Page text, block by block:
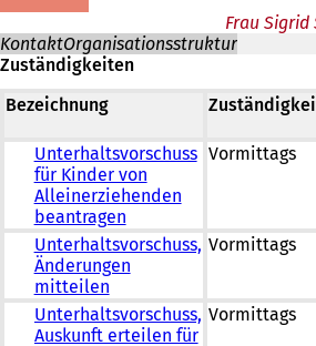
Frau Sigrid
KontaktOrganisationsstruktur
Zuständigkeiten
Bezeichnung
Unterhaltsvorschuss
für Kinder von
Alleinerziehenden
beantragen
Vormittags
Unterhaltsvorschuss,
Änderungen
mitteilen
Vormittags
Unterhaltsvorschuss,
Auskunft erteilen für
Vormittags